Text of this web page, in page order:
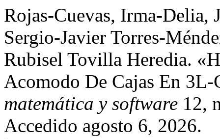
Rojas-Cuevas, Irma-Delia,
Sergio-Javier Torres-
Rubisel Tovilla Heredia.
Acomodo De Cajas En
matemática y software 12,
Accedido agosto 6, 2026.